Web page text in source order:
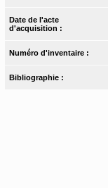
Date de l'acte
d'acquisition :
Numéro d'inventaire :
Bibliographie :